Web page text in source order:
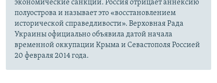
экономические санкции. Россия отрицает аннексию
полуострова и называет это «восстановлением
исторической справедливости». Верховная Рада
Украины официально объявила датой начала
временной оккупации Крыма и Севастополя Россией
20 февраля 2014 года.